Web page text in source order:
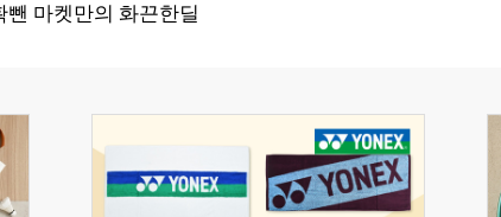
뺀 마켓만의 화끈한딜